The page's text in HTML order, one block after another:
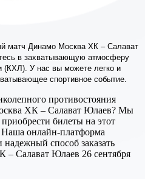
матч Динамо Москва ХК – Салават
в захватывающую атмосферу
(КХЛ). У нас вы можете легко и
спортивное событие.
противостояния
ХК – Салават Юлаев? Мы
билеты на этот
онлайн-платформа
способ заказать
Салават Юлаев 26 сентября